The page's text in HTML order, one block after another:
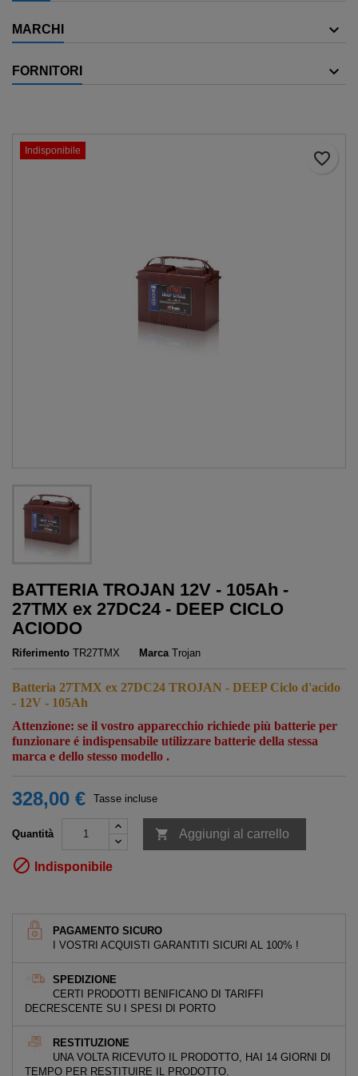
MARCHI
FORNITORI
favorite_border
Indisponibile
BATTERIA TROJAN 12V - 105Ah -
27TMX ex 27DC24 - DEEP CICLO
ACIODO
Riferimento TR27TMX Marca Trojan
Batteria 27TMX ex 27DC24 TROJAN - DEEP Ciclo d'acido
- 12V - 105Ah
Attenzione: se il vostro apparecchio richiede più batterie per
funzionare é indispensabile utilizzare batterie della stessa
marca e dello stesso modello .
328,00 € Tasse incluse
Quantità  Aggiungi al carrello
 Indisponibile
PAGAMENTO SICURO
I VOSTRI ACQUISTI GARANTITI SICURI AL 100% !
SPEDIZIONE
CERTI PRODOTTI BENIFICANO DI TARIFFI
DECRESCENTE SU I SPESI DI PORTO
RESTITUZIONE
UNA VOLTA RICEVUTO IL PRODOTTO, HAI 14 GIORNI DI
TEMPO PER RESTITUIRE IL PRODOTTO.